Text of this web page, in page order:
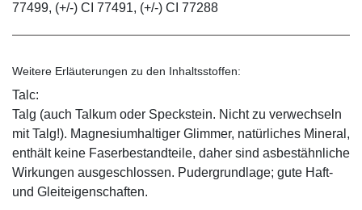
77499, (+/-) CI 77491, (+/-) CI 77288
Weitere Erläuterungen zu den Inhaltsstoffen:
Talc:
Talg (auch Talkum oder Speckstein. Nicht zu verwechseln
mit Talg!). Magnesiumhaltiger Glimmer, natürliches Mineral,
enthält keine Faserbestandteile, daher sind asbestähnliche
Wirkungen ausgeschlossen. Pudergrundlage; gute Haft-
und Gleiteigenschaften.